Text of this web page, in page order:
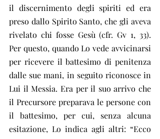
il discernimento degli spiriti ed era
preso dallo Spirito Santo, che gli aveva
rivelato chi fosse Gesù (cfr. Gv 1, 33).
Per questo, quando Lo vede avvicinarsi
per ricevere il battesimo di penitenza
dalle sue mani, in seguito riconosce in
Lui il Messia. Era per il suo arrivo che
il Precursore preparava le persone con
il battesimo, per cui, senza alcuna
esitazione, Lo indica agli altri: “Ecco